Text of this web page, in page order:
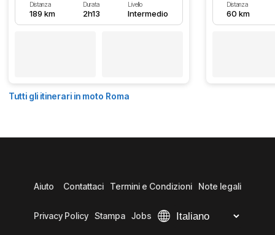
Distanza
189 km
Durata
2h13
Livello
Intermedio
Distanza
60 km
Tutti gli itinerari in moto Roma
Aiuto Contattaci Termini e Condizioni Note legali
Privacy Policy Stampa Jobs